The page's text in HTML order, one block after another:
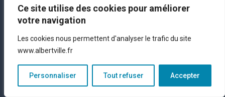
Ce site utilise des cookies pour améliorer
votre navigation
Les cookies nous permettent d'analyser le trafic du site
www.albertville.fr
Personnaliser Tout refuser Accepter
Paramètres du site
Plan du site
Espace presse
Mentions légales